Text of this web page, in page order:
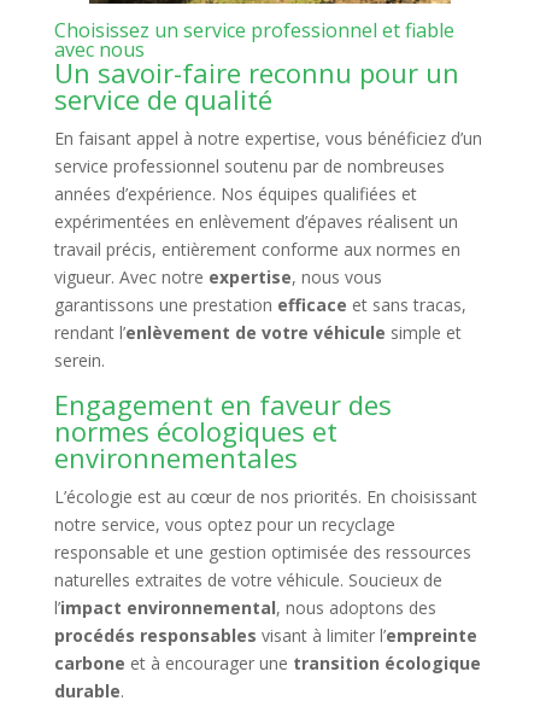
Choisissez un service professionnel et fiable
avec nous
Un savoir-faire reconnu pour un
service de qualité
En faisant appel à notre expertise, vous bénéficiez d’un
service professionnel soutenu par de nombreuses
années d’expérience. Nos équipes qualifiées et
expérimentées en enlèvement d’épaves réalisent un
travail précis, entièrement conforme aux normes en
vigueur. Avec notre expertise, nous vous
garantissons une prestation efficace et sans tracas,
rendant l’enlèvement de votre véhicule simple et
serein.
Engagement en faveur des
normes écologiques et
environnementales
L’écologie est au cœur de nos priorités. En choisissant
notre service, vous optez pour un recyclage
responsable et une gestion optimisée des ressources
naturelles extraites de votre véhicule. Soucieux de
l’impact environnemental, nous adoptons des
procédés responsables visant à limiter l’empreinte
carbone et à encourager une transition écologique
durable.